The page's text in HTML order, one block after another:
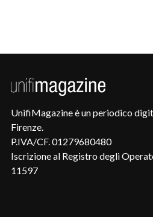
UnifiMagazine è un periodico
Firenze.
P.IVA/CF. 01279680480
Iscrizione al Registro degli
11597